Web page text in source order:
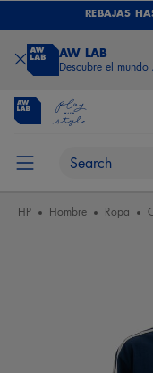
REBAJAS
AW LAB
Descubre el mundo
HP Hombre Ropa